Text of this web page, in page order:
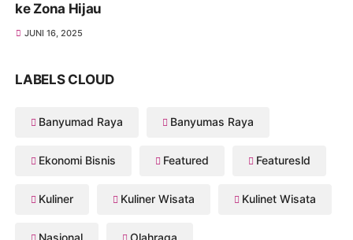
ke Zona Hijau
JUNI 16, 2025
LABELS CLOUD
Banyumad Raya Banyumas Raya
Ekonomi Bisnis Featured Featuresld
Kuliner Kuliner Wisata Kulinet Wisata